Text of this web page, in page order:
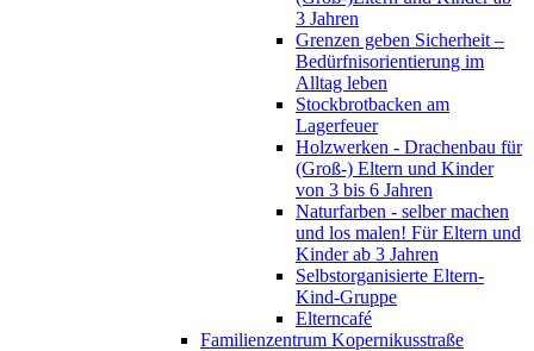
3 Jahren
Grenzen geben Sicherheit –
Bedürfnisorientierung im
Alltag leben
Stockbrotbacken am
Lagerfeuer
Holzwerken - Drachenbau für
(Groß-) Eltern und Kinder
von 3 bis 6 Jahren
Naturfarben - selber machen
und los malen! Für Eltern und
Kinder ab 3 Jahren
Selbstorganisierte Eltern-
Kind-Gruppe
Elterncafé
Familienzentrum Kopernikusstraße